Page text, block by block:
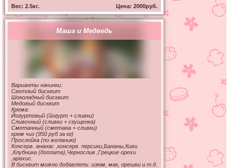
Вес: 2.5кг.
Цена: 2000руб.
Маша и Медведь
Не для продажи. Принять и
Варианты начинки:
Светлый бисквит
Шоколадный бисквит
Медовый бисквит
Крема:
Йогуртовый (йогурт + сливки)
Сливочный (сливки + сгущенка)
Сметанный (сметана + сливки)
крем чиз (950 руб за кг)
Прослойка (по желанию)
Консерв. ананас ,консерв. персики,Бананы,Киви
,Клубника (доплата),Чернослив ,Грецкие орехи
,арахис.
В бисквит можно добавлять: изюм, мак, орешки и т.д.